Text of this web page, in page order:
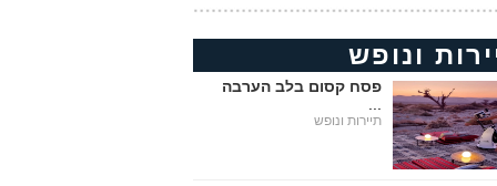
ונופש
פסח קסום בלב הערבה
תיירות ונופש